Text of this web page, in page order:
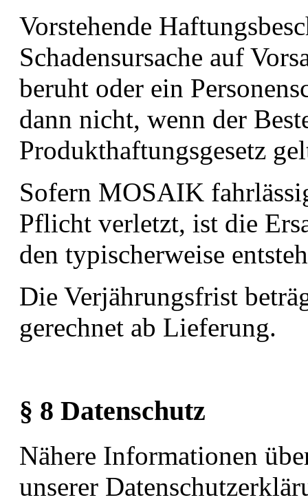
Vorstehende
Schadensursache auf
beruht oder ein
dann nicht, wenn der
Produkthaftungsgesetz
Sofern MOSAIK
Pflicht verletzt, ist die
den typischerweise
Die Verjährungsfrist
gerechnet ab Lieferung.
§ 8 Datenschutz
Nähere Informationen
unserer